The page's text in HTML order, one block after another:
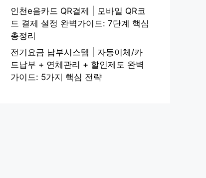
인천e음카드 QR결제 | 모바일 QR코
드 결제 설정 완벽가이드: 7단계 핵심
총정리
전기요금 납부시스템 | 자동이체/카
드납부 + 연체관리 + 할인제도 완벽
가이드: 5가지 핵심 전략